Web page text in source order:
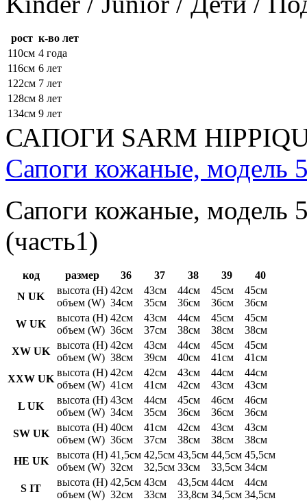
рост к-во лет
110см 4 года
116см 6 лет
122см 7 лет
128см 8 лет
134см 9 лет
САПОГИ SARM
Сапоги кожаные, модель
Сапоги кожаные, модель
(часть1)
код размер 36 37 38 39
40
N UK
высота (H)
объем (W)
42см
34см
43см
35см
44см
36см
45см
36см
45см
36см
W UK
высота (H)
объем (W)
42см
36см
43см
37см
44см
38см
45см
38см
45см
38см
XW UK
высота (H)
объем (W)
42см
38см
43см
39см
44см
40см
45см
41см
45см
41см
XXW UK
высота (H)
объем (W)
42см
41см
42см
41см
43см
42см
44см
43см
44см
43см
L UK
высота (H)
объем (W)
43см
34см
44см
35см
45см
36см
46см
36см
46см
36см
SW UK
высота (H)
объем (W)
40см
36см
41см
37см
42см
38см
43см
38см
43см
38см
HE UK
высота (H)
объем (W)
41,5см
32см
42,5см
32,5см
43,5см
33см
44,5см
33,5см
45,5см
34см
S IT
высота (H)
объем (W)
42,5см
32см
43см
33см
43,5см
33,8см
44см
34,5см
44см
34,5см